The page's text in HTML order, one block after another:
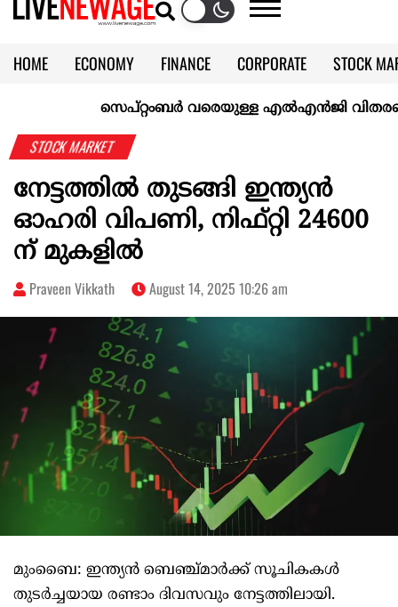
HOME ECONOMY FINANCE CORPORATE
STOCK
KERALA @70
സെപ്റ്റംബർ വരെയുള്ള എൽഎൻജി വിതരണം
STOCK MARKET
നേട്ടത്തില്‍ തുടങ്ങി ഇന്ത്യന്‍
ഓഹരി വിപണി, നിഫ്റ്റി 24600
ന് മുകളില്‍
Praveen Vikkath August 14, 2025 10:26 am
മുംബൈ: ഇന്ത്യന്‍ ബെഞ്ച്മാര്‍ക്ക് സൂചികകള്‍
തുടര്‍ച്ചയായ രണ്ടാം ദിവസവും നേട്ടത്തിലായി.